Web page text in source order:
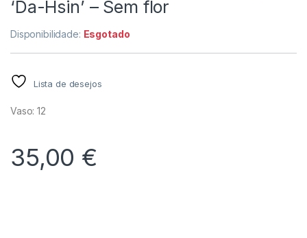
‘Da-Hsin’ – Sem flor
Disponibilidade: Esgotado
Lista de desejos
Vaso: 12
35,00 €